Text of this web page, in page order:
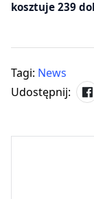
kosztuje 239
Tagi: News
Udostępnij: